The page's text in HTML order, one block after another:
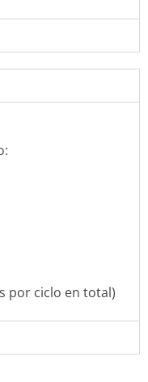
por ciclo en total)